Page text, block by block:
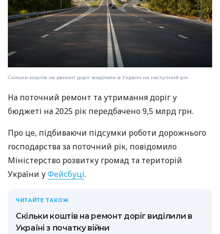
Скільки коштів на ремонт доріг виділили в Україні на наступний рік
На поточний ремонт та утримання доріг у
бюджеті на 2025 рік передбачено 9,5 млрд грн.
Про це, підбиваючи підсумки роботи дорожнього
господарства за поточний рік, повідомило
Міністерство розвитку громад та територій
України уФейсбуці.
ЧИТАЙТЕ ТАКОЖ
Скільки коштів на ремонт доріг виділили в
Україні з початку війни